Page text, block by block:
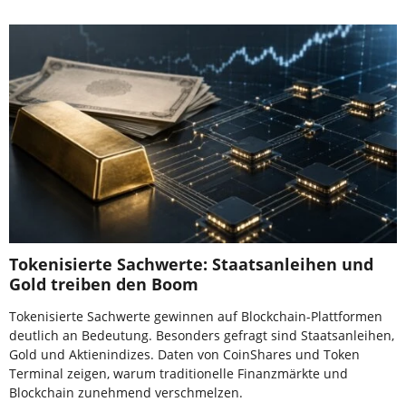
Tokenisierte Sachwerte: Staatsanleihen und
Gold treiben den Boom
Tokenisierte Sachwerte gewinnen auf Blockchain-Plattformen
deutlich an Bedeutung. Besonders gefragt sind Staatsanleihen,
Gold und Aktienindizes. Daten von CoinShares und Token
Terminal zeigen, warum traditionelle Finanzmärkte und
Blockchain zunehmend verschmelzen.